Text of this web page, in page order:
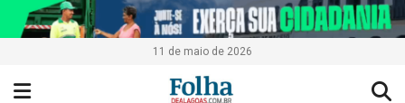
11 de maio de 2026